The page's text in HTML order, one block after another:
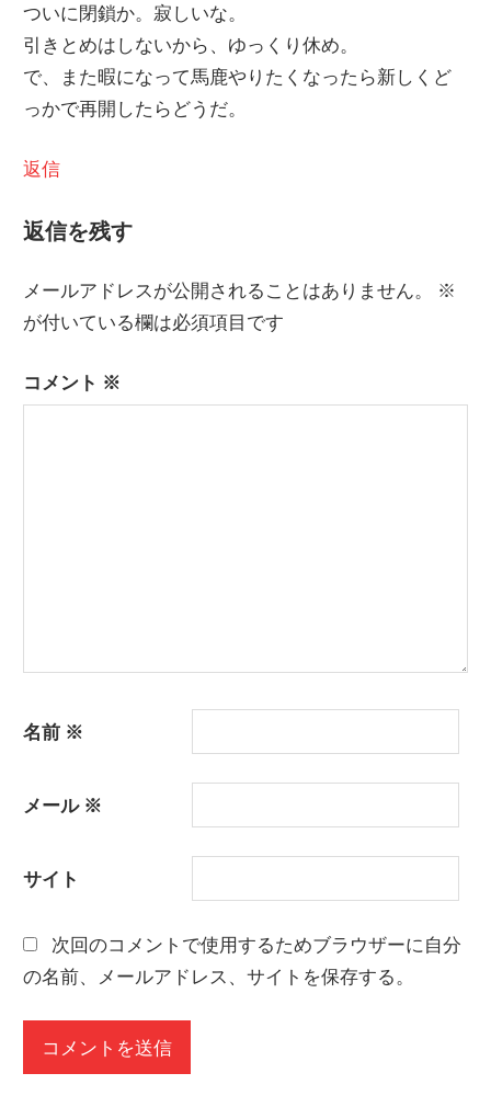
ついに閉鎖か。寂しいな。
引きとめはしないから、ゆっくり休め。
で、また暇になって馬鹿やりたくなったら新しくど
っかで再開したらどうだ。
返信
返信を残す
メールアドレスが公開されることはありません。
※
が付いている欄は必須項目です
コメント ※
名前 ※
メール ※
サイト
次回のコメントで使用するためブラウザーに自分
の名前、メールアドレス、サイトを保存する。